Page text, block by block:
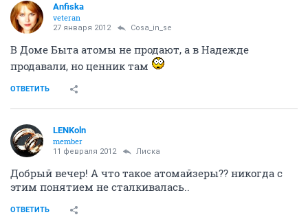
Anfiska
veteran
27 января 2012 Cosa_in_se
В Доме Быта атомы не продают, а в Надежде
продавали, но ценник там
ОТВЕТИТЬ
LENKoln
member
11 февраля 2012 Лиска
Добрый вечер! А что такое атомайзеры?? никогда с
этим понятием не сталкивалась..
ОТВЕТИТЬ